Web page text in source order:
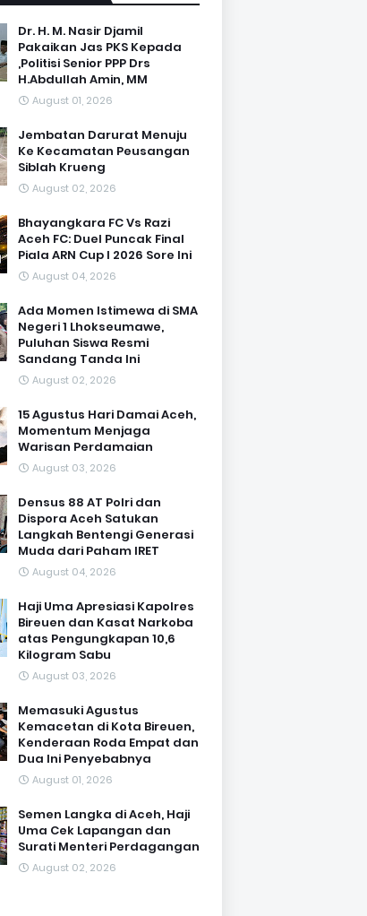
Dr. H. M. Nasir Djamil
Pakaikan Jas PKS Kepada
,Politisi Senior PPP Drs
H.Abdullah Amin, MM
August 01, 2026
Jembatan Darurat Menuju
Ke Kecamatan Peusangan
Siblah Krueng
August 02, 2026
Bhayangkara FC Vs Razi
Aceh FC: Duel Puncak Final
Piala ARN Cup I 2026 Sore Ini
August 04, 2026
Ada Momen Istimewa di SMA
Negeri 1 Lhokseumawe,
Puluhan Siswa Resmi
Sandang Tanda Ini
August 02, 2026
15 Agustus Hari Damai Aceh,
Momentum Menjaga
Warisan Perdamaian
August 03, 2026
Densus 88 AT Polri dan
Dispora Aceh Satukan
Langkah Bentengi Generasi
Muda dari Paham IRET
August 04, 2026
Haji Uma Apresiasi Kapolres
Bireuen dan Kasat Narkoba
atas Pengungkapan 10,6
Kilogram Sabu
August 03, 2026
Memasuki Agustus
Kemacetan di Kota Bireuen,
Kenderaan Roda Empat dan
Dua Ini Penyebabnya
August 01, 2026
Semen Langka di Aceh, Haji
Uma Cek Lapangan dan
Surati Menteri Perdagangan
August 02, 2026